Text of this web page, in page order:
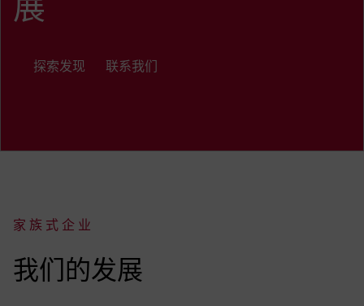
展
探索发现 联系我们
家族式企业
:
我们的发展